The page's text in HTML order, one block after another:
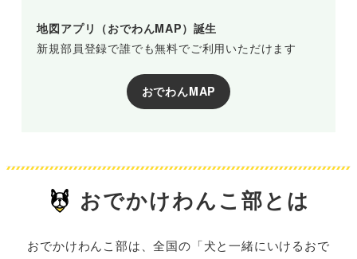
地図アプリ（おでわんMAP）誕生
新規部員登録で誰でも無料でご利用いただけます
おでわんMAP
おでかけわんこ部とは
おでかけわんこ部は、全国の「犬と一緒にいけるおで